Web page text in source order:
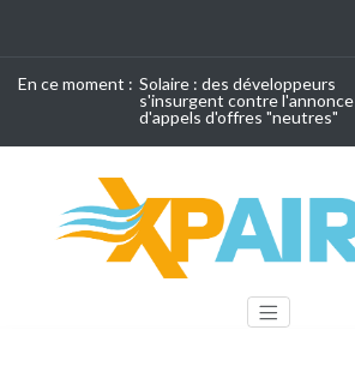
En ce moment : Solaire : des développeurs
s'insurgent contre l'annonce
d'appels d'offres "neutres"